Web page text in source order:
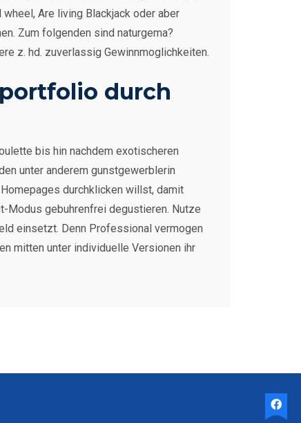
Are living Blackjack oder aber
Zum folgenden sind naturgema?
z. hd. zuverlassig Gewinnmoglichkeiten.
durch
bis hin nachdem exotischeren
unter anderem gunstgewerblerin
durchklicken willst, damit
Modus gebuhrenfrei degustieren. Nutze
einsetzt. Denn Professional vermogen
mitten unter individuelle Versionen ihr